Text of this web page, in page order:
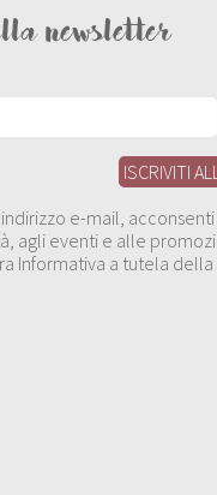
newsletter
e-mail,
agli eventi e alle
Informativa a tutela della